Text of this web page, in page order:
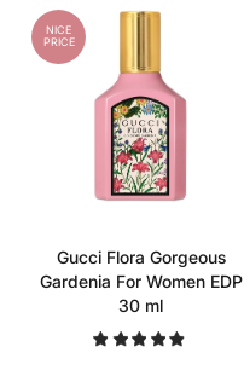
NICE
PRICE
Gucci Flora Gorgeous
Gardenia For Women EDP
30 ml